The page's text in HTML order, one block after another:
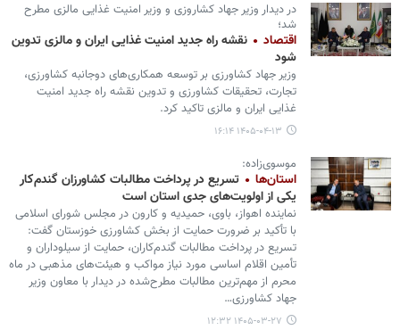
در دیدار وزیر جهاد کشاروزی و وزیر امنیت غذایی مالزی مطرح
شد؛
اقتصاد
نقشه راه جدید امنیت غذایی ایران و مالزی تدوین
شود
وزیر جهاد کشاورزی بر توسعه همکاری‌های دوجانبه کشاورزی،
تجارت، تحقیقات کشاورزی و تدوین نقشه راه جدید امنیت
غذایی ایران و مالزی تاکید کرد.
۱۴۰۵-۰۴-۱۳ ۱۶:۱۴
موسوی‌زاده:
استان‌ها
تسریع در پرداخت مطالبات کشاورزان گندم‌کار
یکی از اولویت‌های جدی استان است
نماینده اهواز، باوی، حمیدیه و کارون در مجلس شورای اسلامی
با تأکید بر ضرورت حمایت از بخش کشاورزی خوزستان گفت:
تسریع در پرداخت مطالبات گندم‌کاران، حمایت از سیلوداران و
تأمین اقلام اساسی مورد نیاز مواکب و هیئت‌های مذهبی در ماه
محرم از مهم‌ترین مطالبات مطرح‌شده در دیدار با معاون وزیر
جهاد کشاورزی…
۱۴۰۵-۰۳-۲۷ ۱۲:۳۲